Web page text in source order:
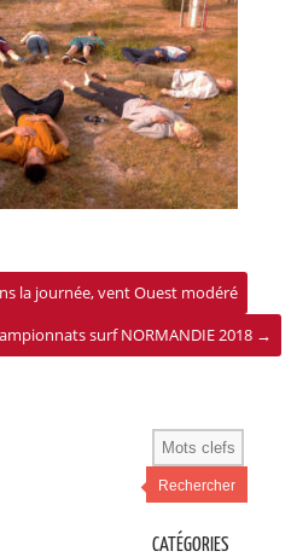
la journée, vent Ouest modéré
surf NORMANDIE 2018 →
Rechercher
CATÉGORIES